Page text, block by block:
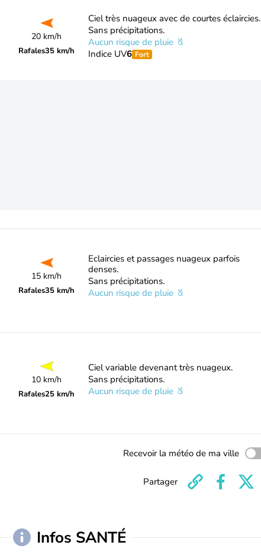
20 km/h
Rafales35 km/h
Ciel très nuageux avec de courtes éclaircies.
Sans précipitations.
Aucun risque de pluie
Indice UV6 Fort
15 km/h
Rafales35 km/h
Eclaircies et passages nuageux parfois
denses.
Sans précipitations.
Aucun risque de pluie
10 km/h
Rafales25 km/h
Ciel variable devenant très nuageux.
Sans précipitations.
Aucun risque de pluie
Recevoir la météo de ma ville
Partager
Infos SANTÉ